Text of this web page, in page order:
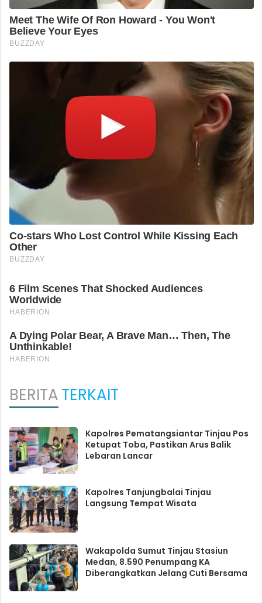
BERITATERKAIT
Kapolres Pematangsiantar Tinjau Pos
Ketupat Toba, Pastikan Arus Balik
Lebaran Lancar
Kapolres Tanjungbalai Tinjau
Langsung Tempat Wisata
Wakapolda Sumut Tinjau Stasiun
Medan, 8.590 Penumpang KA
Diberangkatkan Jelang Cuti Bersama